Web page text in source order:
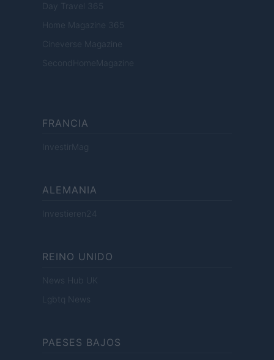
Day Travel 365
Home Magazine 365
Cineverse Magazine
SecondHomeMagazine
FRANCIA
InvestirMag
ALEMANIA
Investieren24
REINO UNIDO
News Hub UK
Lgbtq News
PAESES BAJOS